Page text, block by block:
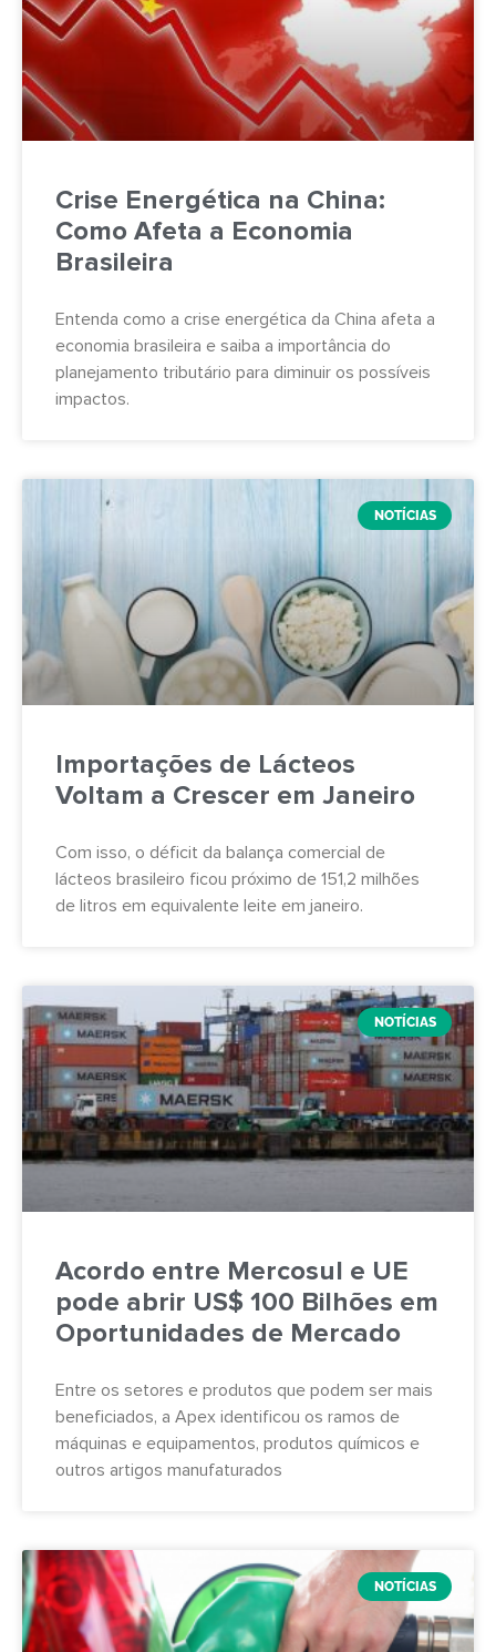
Crise Energética na China:
Como Afeta a Economia
Brasileira
Entenda como a crise energética da China afeta a
economia brasileira e saiba a importância do
planejamento tributário para diminuir os possíveis
impactos.
NOTÍCIAS
Importações de Lácteos
Voltam a Crescer em Janeiro
Com isso, o déficit da balança comercial de
lácteos brasileiro ficou próximo de 151,2 milhões
de litros em equivalente leite em janeiro.
NOTÍCIAS
Acordo entre Mercosul e UE
pode abrir US$ 100 Bilhões em
Oportunidades de Mercado
Entre os setores e produtos que podem ser mais
beneficiados, a Apex identificou os ramos de
máquinas e equipamentos, produtos químicos e
outros artigos manufaturados
NOTÍCIAS